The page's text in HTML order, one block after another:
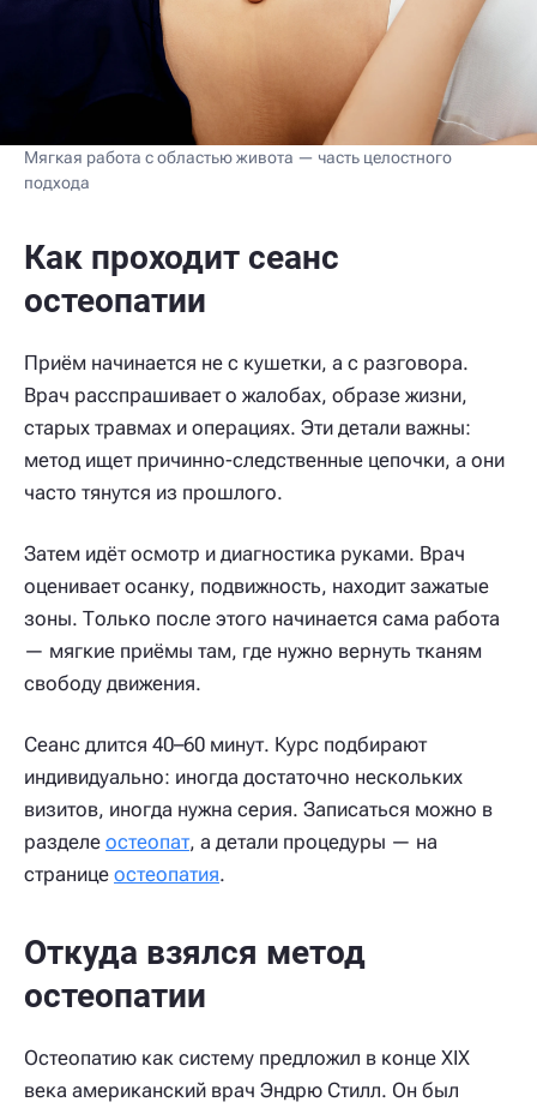
Мягкая работа с областью живота — часть целостного
подхода
Как проходит сеанс
остеопатии
Приём начинается не с кушетки, а с разговора.
Врач расспрашивает о жалобах, образе жизни,
старых травмах и операциях. Эти детали важны:
метод ищет причинно-следственные цепочки, а они
часто тянутся из прошлого.
Затем идёт осмотр и диагностика руками. Врач
оценивает осанку, подвижность, находит зажатые
зоны. Только после этого начинается сама работа
— мягкие приёмы там, где нужно вернуть тканям
свободу движения.
Сеанс длится 40–60 минут. Курс подбирают
индивидуально: иногда достаточно нескольких
визитов, иногда нужна серия. Записаться можно в
разделе остеопат, а детали процедуры — на
странице остеопатия.
Откуда взялся метод
остеопатии
Остеопатию как систему предложил в конце XIX
века американский врач Эндрю Стилл. Он был